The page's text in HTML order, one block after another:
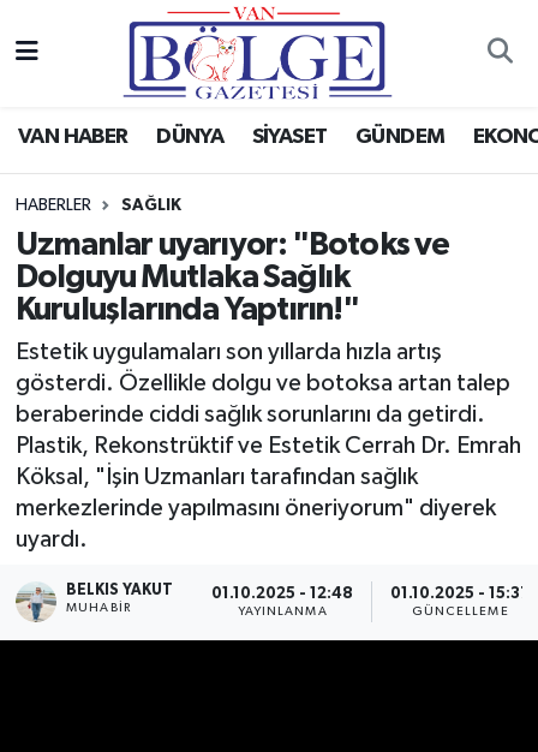
VAN HABER DÜNYA SİYASET GÜNDEM
HABERLER SAĞLIK
Uzmanlar uyarıyor: "Botoks ve
Dolguyu Mutlaka Sağlık
Kuruluşlarında Yaptırın!"
Estetik uygulamaları son yıllarda hızla artış
gösterdi. Özellikle dolgu ve botoksa artan talep
beraberinde ciddi sağlık sorunlarını da getirdi.
Plastik, Rekonstrüktif ve Estetik Cerrah Dr. Emrah
Köksal, "İşin Uzmanları tarafından sağlık
merkezlerinde yapılmasını öneriyorum" diyerek
uyardı.
BELKIS YAKUT
MUHABİR
01.10.2025 - 12:48
YAYINLANMA
01.10.2025 - 15:37
GÜNCELLEME
Van Haber
Gündem
Spor
Eğitim
Sağlık
Dünya
RESMİ İLANLAR
Hava Durumu
Puan Durumu ve Fikstür
Tüm Manşetler
Haber Arşivi